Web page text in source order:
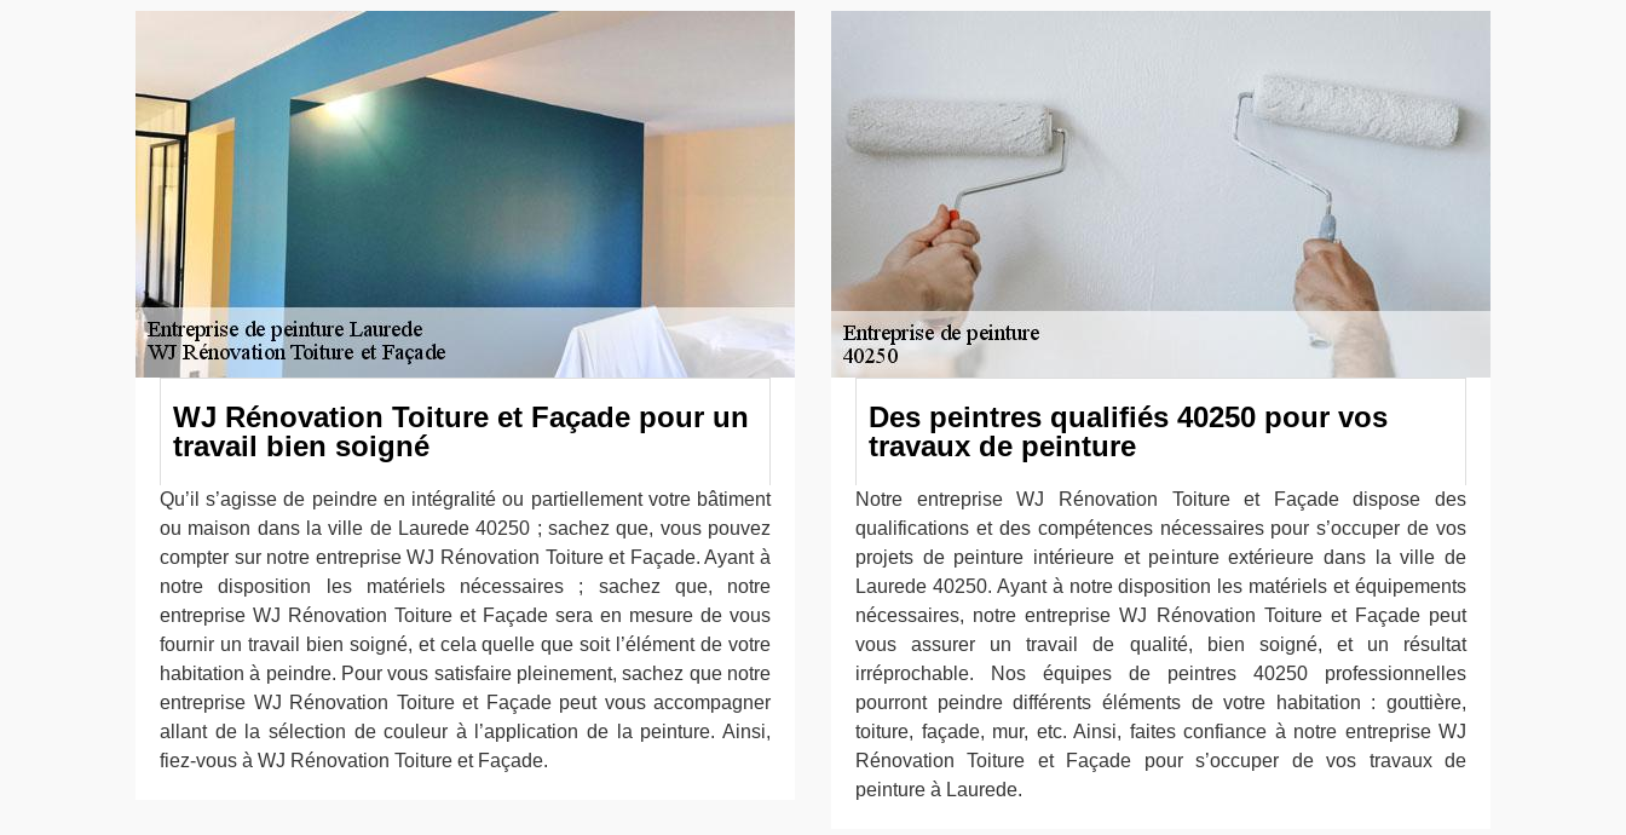
WJ Rénovation Toiture et Façade pour un
travail bien soigné
Qu’il s’agisse de peindre en intégralité ou partiellement votre bâtiment
ou maison dans la ville de Laurede 40250 ; sachez que, vous pouvez
compter sur notre entreprise WJ Rénovation Toiture et Façade. Ayant à
notre disposition les matériels nécessaires ; sachez que, notre
entreprise WJ Rénovation Toiture et Façade sera en mesure de vous
fournir un travail bien soigné, et cela quelle que soit l’élément de votre
habitation à peindre. Pour vous satisfaire pleinement, sachez que notre
entreprise WJ Rénovation Toiture et Façade peut vous accompagner
allant de la sélection de couleur à l’application de la peinture. Ainsi,
fiez-vous à WJ Rénovation Toiture et Façade.
Des peintres qualifiés 40250 pour vos
travaux de peinture
Notre entreprise WJ Rénovation Toiture et Façade dispose des
qualifications et des compétences nécessaires pour s’occuper de vos
projets de peinture intérieure et peinture extérieure dans la ville de
Laurede 40250. Ayant à notre disposition les matériels et équipements
nécessaires, notre entreprise WJ Rénovation Toiture et Façade peut
vous assurer un travail de qualité, bien soigné, et un résultat
irréprochable. Nos équipes de peintres 40250 professionnelles
pourront peindre différents éléments de votre habitation : gouttière,
toiture, façade, mur, etc. Ainsi, faites confiance à notre entreprise WJ
Rénovation Toiture et Façade pour s’occuper de vos travaux de
peinture à Laurede.